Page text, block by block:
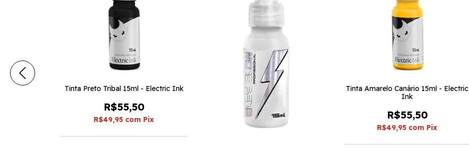
Tinta Preto Tribal 15ml - Electric Ink
R$55,50
R$49,95 com Pix
Tinta Amarelo Canário 15ml - Electric
Ink
R$55,50
R$49,95 com Pix